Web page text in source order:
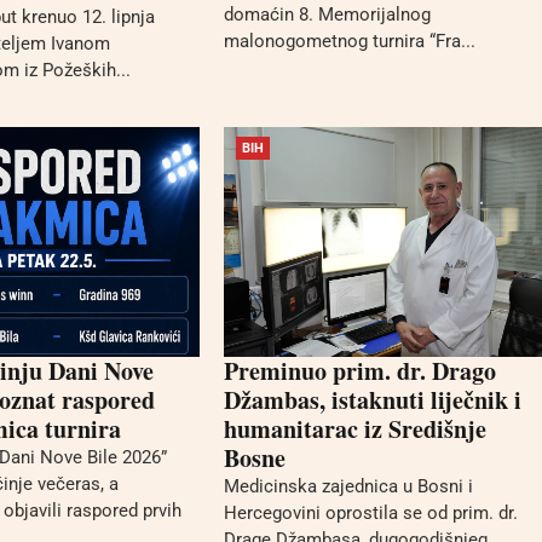
krenuo 12. lipnja
Ivanom
iz Požeških...
domaćin 8. Memorijalnog
malonogometnog turnira “Fra...
Dani Nove
raspored
turnira
Nove Bile 2026”
večeras, a
raspored prvih
BIH
Preminuo prim. dr. Drago
Džambas, istaknuti liječnik i
humanitarac iz Središnje
Bosne
Medicinska zajednica u Bosni i
Hercegovini oprostila se od prim. dr.